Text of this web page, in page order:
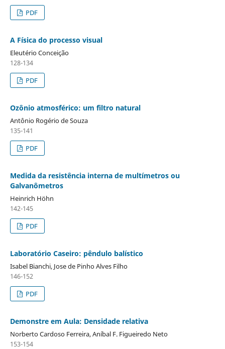
PDF
A Física do processo visual
Eleutério Conceição
128-134
PDF
Ozônio atmosférico: um filtro natural
Antônio Rogério de Souza
135-141
PDF
Medida da resistência interna de multímetros ou
Galvanômetros
Heinrich Höhn
142-145
PDF
Laboratório Caseiro: pêndulo balístico
Isabel Bianchi, Jose de Pinho Alves Filho
146-152
PDF
Demonstre em Aula: Densidade relativa
Norberto Cardoso Ferreira, Aníbal F. Figueiredo Neto
153-154